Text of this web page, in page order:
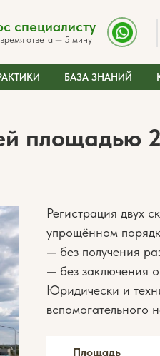
ответа — 5 минут
специалисту
БАЗА ЗНАНИЙ
площадью
Регистрация двух
упрощённом
— без получения
— без заключения
Юридически и
вспомогательного
Площадь